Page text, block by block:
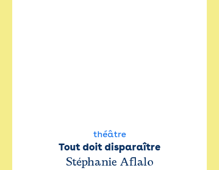
théâtre
Tout doit disparaître
Stéphanie Aflalo